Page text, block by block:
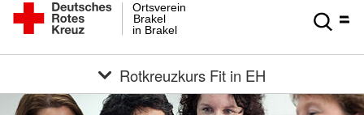
in Brakel
Brakel
Ortsverein
Rotkreuzkurs Fit in EH